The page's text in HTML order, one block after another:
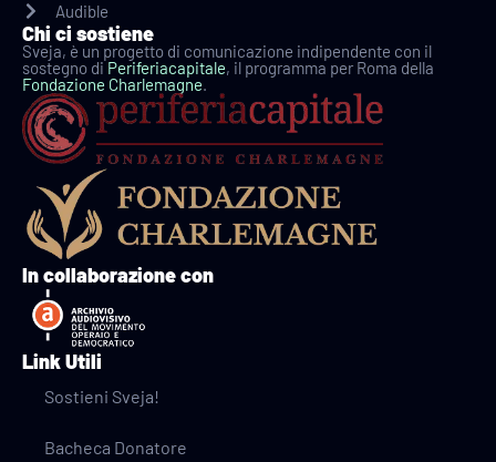
Audible
Chi ci sostiene
Sveja, è un progetto di comunicazione indipendente con il
sostegno di Periferiacapitale, il programma per Roma della
Fondazione Charlemagne.
In collaborazione con
Link Utili
Sostieni Sveja!
Bacheca Donatore